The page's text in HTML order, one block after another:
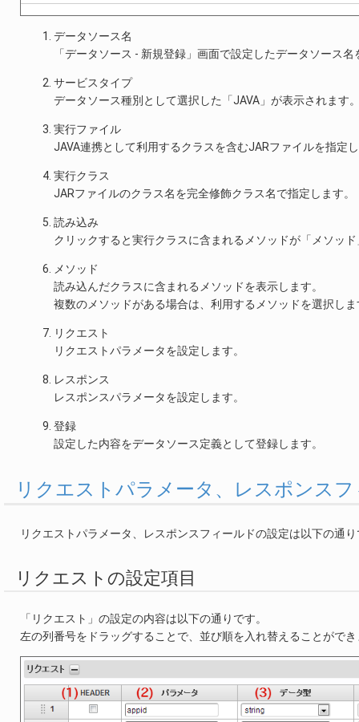
データソース名
「データソース - 新規登録」画面で設定したデータソース
サービスタイプ
データソース種別として選択した「JAVA」が表示されます
実行ファイル
JAVA連携として利用するクラスを含むJARファイルを指定
実行クラス
JARファイルのクラス名を完全修飾クラス名で指定します。
読み込み
クリックすると実行クラスに含まれるメソッドが「メソッ
メソッド
読み込んだクラスに含まれるメソッドを表示します。
複数のメソッドがある場合は、利用するメソッドを選択しま
リクエスト
リクエストパラメータを設定します。
レスポンス
レスポンスパラメータを設定します。
登録
設定した内容をデータソース定義として登録します。
リクエストパラメータ、レスポンス
リクエストパラメータ、レスポンスフィールドの設定は以下の通
リクエストの設定項目
「リクエスト」の設定の内容は以下の通りです。
左の列番号をドラッグすることで、並び順を入れ替えることがで